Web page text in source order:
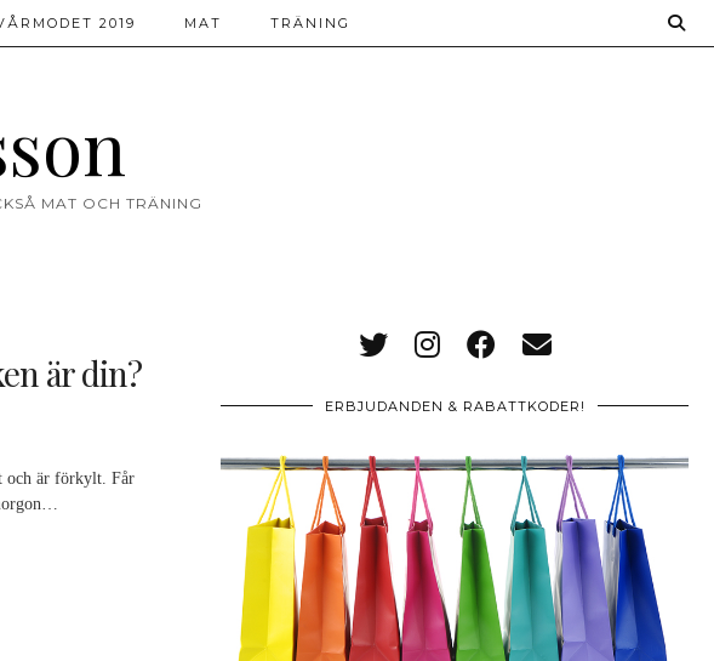
MAT OCH TRÄNING
2019 MAT TRÄNING
är din?
och är förkylt. Får
ERBJUDANDEN & RABATTKODER!